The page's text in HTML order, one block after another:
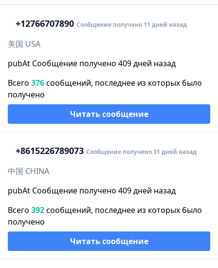
+12766707890 Сообщение получено 11 дней назад
美国 USA
pubAt Сообщение получено 409 дней назад
Всего 376сообщений, последнее из которых было
получено
Читать сообщение
+8615226789073 Сообщение получено 31 дней назад
中国 CHINA
pubAt Сообщение получено 409 дней назад
Всего 392сообщений, последнее из которых было
получено
Читать сообщение